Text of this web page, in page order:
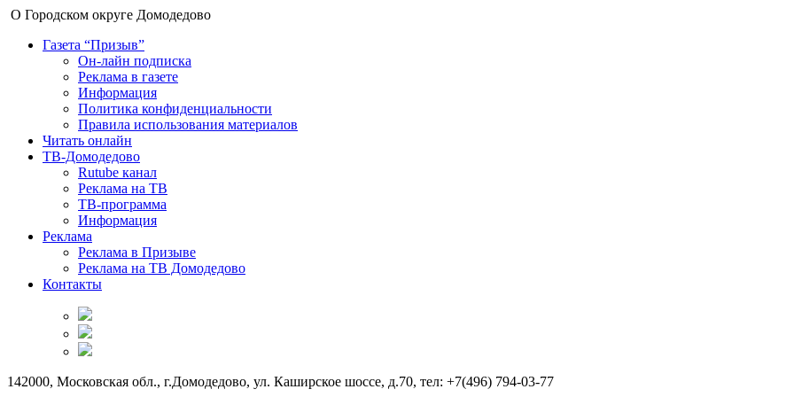
О Городском округе Домодедово
Газета “Призыв”
Он-лайн подписка
Реклама в газете
Информация
Политика конфиденциальности
Правила использования материалов
Читать онлайн
ТВ-Домодедово
Rutube канал
Реклама на ТВ
ТВ-программа
Информация
Реклама
Реклама в Призыве
Реклама на ТВ Домодедово
Контакты
142000, Московская обл., г.Домодедово, ул. Каширское шоссе, д.70, тел: +7(496) 794-03-77